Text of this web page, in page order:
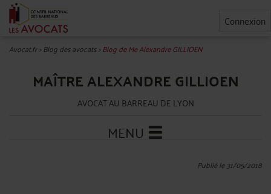
Connexion
Avocat.fr>Blog des avocats>Blog de Me Alexandre GILLIOEN
MAÎTRE ALEXANDRE GILLIOEN
AVOCAT AU BARREAU DE LYON
MENU
Publié le 31/05/2018